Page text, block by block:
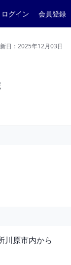
ログイン 会員登録
日：2025年12月03日
川原市内から